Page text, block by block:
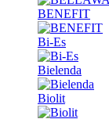
BENEFIT
Bi-Es
Bielenda
Biolit